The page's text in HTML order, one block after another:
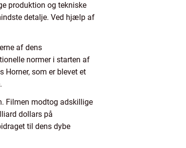
produktion og tekniske
detalje. Ved hjælp af
af dens
normer i starten af
Horner, som er blevet et
Filmen modtog adskillige
dollars på
til dens dybe